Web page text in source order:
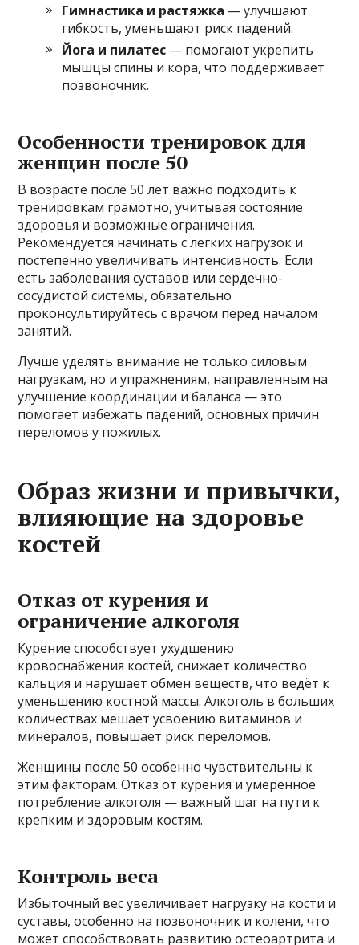
Гимнастика и растяжка — улучшают
гибкость, уменьшают риск падений.
Йога и пилатес — помогают укрепить
мышцы спины и кора, что поддерживает
позвоночник.
Особенности тренировок для
женщин после 50
В возрасте после 50 лет важно подходить к
тренировкам грамотно, учитывая состояние
здоровья и возможные ограничения.
Рекомендуется начинать с лёгких нагрузок и
постепенно увеличивать интенсивность. Если
есть заболевания суставов или сердечно-
сосудистой системы, обязательно
проконсультируйтесь с врачом перед началом
занятий.
Лучше уделять внимание не только силовым
нагрузкам, но и упражнениям, направленным на
улучшение координации и баланса — это
помогает избежать падений, основных причин
переломов у пожилых.
Образ жизни и привычки,
влияющие на здоровье
костей
Отказ от курения и
ограничение алкоголя
Курение способствует ухудшению
кровоснабжения костей, снижает количество
кальция и нарушает обмен веществ, что ведёт к
уменьшению костной массы. Алкоголь в больших
количествах мешает усвоению витаминов и
минералов, повышает риск переломов.
Женщины после 50 особенно чувствительны к
этим факторам. Отказ от курения и умеренное
потребление алкоголя — важный шаг на пути к
крепким и здоровым костям.
Контроль веса
Избыточный вес увеличивает нагрузку на кости и
суставы, особенно на позвоночник и колени, что
может способствовать развитию остеоартрита и